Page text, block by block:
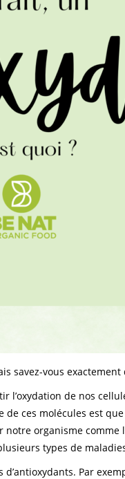
savez-vous
de nos
ces molécules est
organisme
types de
Par